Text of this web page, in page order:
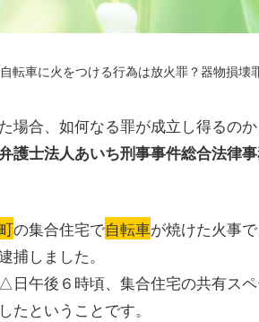
自転車に火をつける行為は放火罪？器物損壊
た場合、如何なる罪が成立し得るのか
護士法人あいち刑事事件総合法律
の集合住宅で自転車が焼けた火事で
捕しました。
日午後６時頃、集合住宅の共有ス
たということです。